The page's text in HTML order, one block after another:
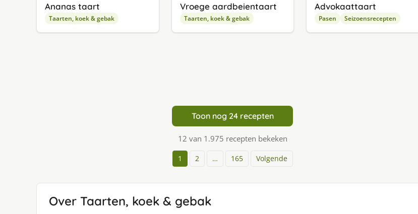
Ananas taart
Taarten, koek & gebak
Vroege aardbeientaart
Taarten, koek & gebak
Advokaattaart
Pasen Seizoensrecepten
Toon nog 24 recepten
12 van 1.975 recepten bekeken
1 2 … 165 Volgende
Over Taarten, koek & gebak